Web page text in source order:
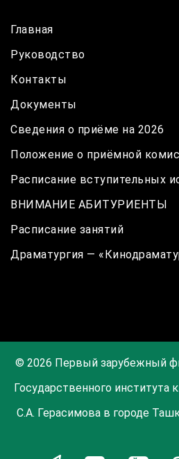
Главная
Руководство
Контакты
Документы
Сведения о приёме на 2026
Положение о приёмной
Расписание вступительных
ВНИМАНИЕ АБИТУРИЕНТЫ
Расписание занятий
Драматургия —
© 2026 Первый зарубежный
Государственного института
С.А. Герасимова в городе